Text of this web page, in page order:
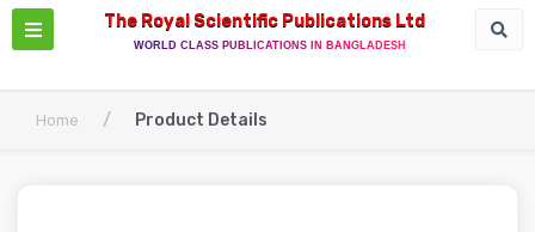
The Royal Scientific Publications Ltd
WORLD CLASS PUBLICATIONS IN BANGLADESH
Home / Product Details